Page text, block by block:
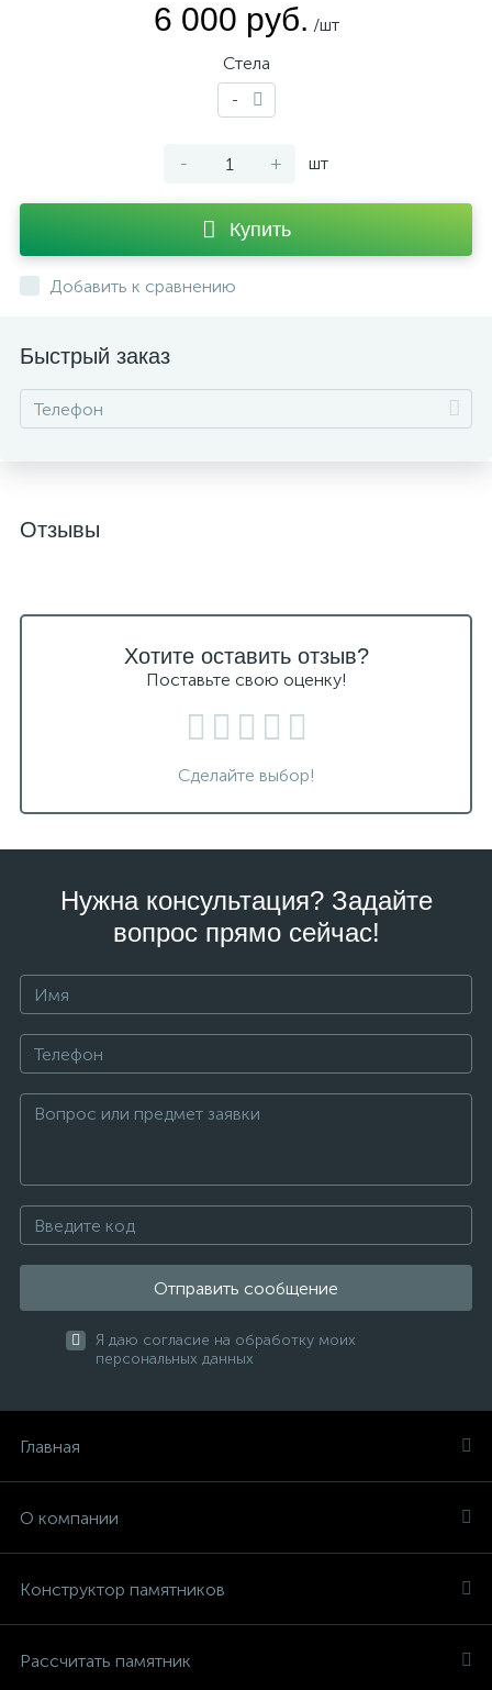
6 000 руб. /шт
Стела
-
- + шт
Купить
Добавить к сравнению
Быстрый заказ
Отзывы
Хотите оставить отзыв?
Поставьте свою оценку!
Сделайте выбор!
Нужна консультация? Задайте
вопрос прямо сейчас!
Отправить сообщение
Я даю согласие на обработку моих
персональных данных
Главная
О компании
Конструктор памятников
Рассчитать памятник